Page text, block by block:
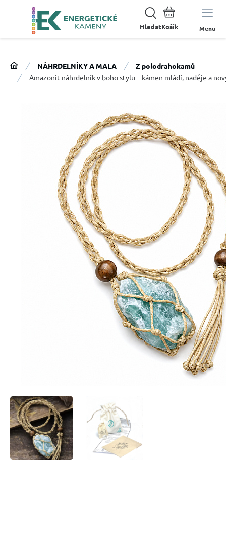
Hledat Menu
NÁHRDELNÍKY A MALA
Z polodrahokamů
Amazonit náhrdelník v boho stylu – kámen mládí, naděje a